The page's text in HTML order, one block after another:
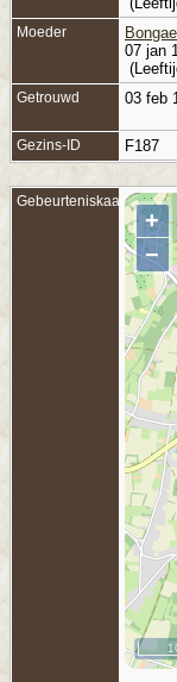
Moeder
07 jan
Getrouwd 03 feb
Gezins-ID F187
Gebeurteniskaart
+
−